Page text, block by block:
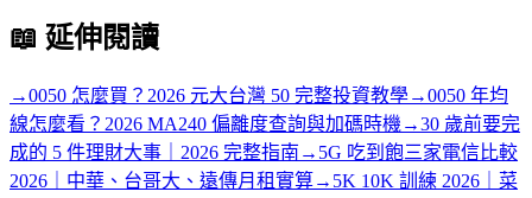
📖 延伸閱讀
→0050 怎麼買？2026 元大台灣 50 完整投資教學→0050 年均
線怎麼看？2026 MA240 偏離度查詢與加碼時機 →30 歲前要完
成的 5 件理財大事｜2026 完整指南 → 5G 吃到飽三家電信比較
2026｜中華、台哥大、遠傳月租實算→ 5K 10K 訓練 2026｜菜